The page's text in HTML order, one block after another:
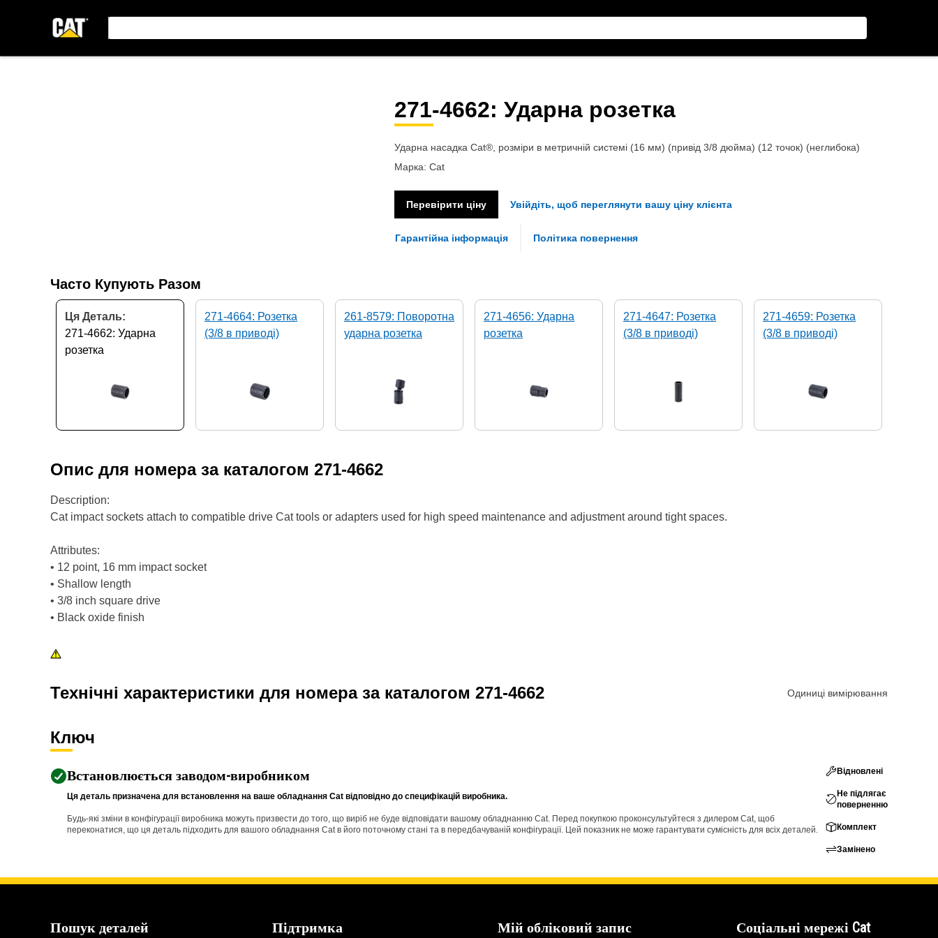
271-4662: Ударна розетка
Ударна насадка Cat®, розміри в метричній системі (16 мм) (привід 3/8 дюйма) (12 точок) (неглибока)
Марка: Cat
Перевірити ціну Увійдіть, щоб переглянути вашу ціну клієнта
Гарантійна інформація Політика повернення
Часто Купують Разом
Ця Деталь:
271-4662: Ударна
розетка
271-4664: Розетка
(3/8 в приводі)
261-8579: Поворотна
ударна розетка
271-4656: Ударна
розетка
271-4647: Розетка
(3/8 в приводі)
271-4659: Розетка
(3/8 в приводі)
Опис для номера за каталогом 271-4662
Description:
Cat impact sockets attach to compatible drive Cat tools or adapters used for high speed maintenance and adjustment around tight spaces.
Attributes:
• 12 point, 16 mm impact socket
• Shallow length
• 3/8 inch square drive
• Black oxide finish
Технічні характеристики для номера за каталогом 271-4662 Одиниці вимірювання
Ключ
Встановлюється заводом-виробником
Ця деталь призначена для встановлення на ваше обладнання Cat відповідно до специфікацій виробника.
Будь-які зміни в конфігурації виробника можуть призвести до того, що виріб не буде відповідати вашому обладнанню Cat. Перед покупкою проконсультуйтеся з дилером Cat, щоб
переконатися, що ця деталь підходить для вашого обладнання Cat в його поточному стані та в передбачуваній конфігурації. Цей показник не може гарантувати сумісність для всіх деталей.
Відновлені
Не підлягає
поверненню
Комплект
Замінено
Пошук деталей Підтримка Мій обліковий запис Соціальні мережі Cat